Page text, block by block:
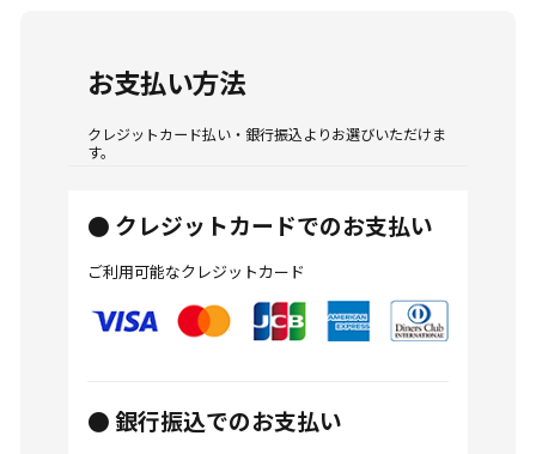
お支払い方法
クレジットカード払い・銀行振込よりお選びいただけま
す。
● クレジットカードでのお支払い
ご利用可能なクレジットカード
● 銀行振込でのお支払い